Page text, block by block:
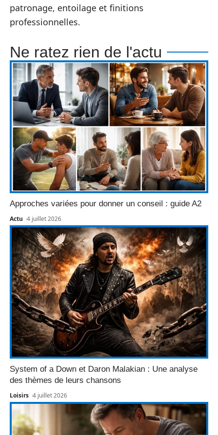
patronage, entoilage et finitions
professionnelles.
Ne ratez rien de l'actu
Approches variées pour donner un conseil : guide A2
Actu 4 juillet 2026
System of a Down et Daron Malakian : Une analyse
des thèmes de leurs chansons
Loisirs 4 juillet 2026